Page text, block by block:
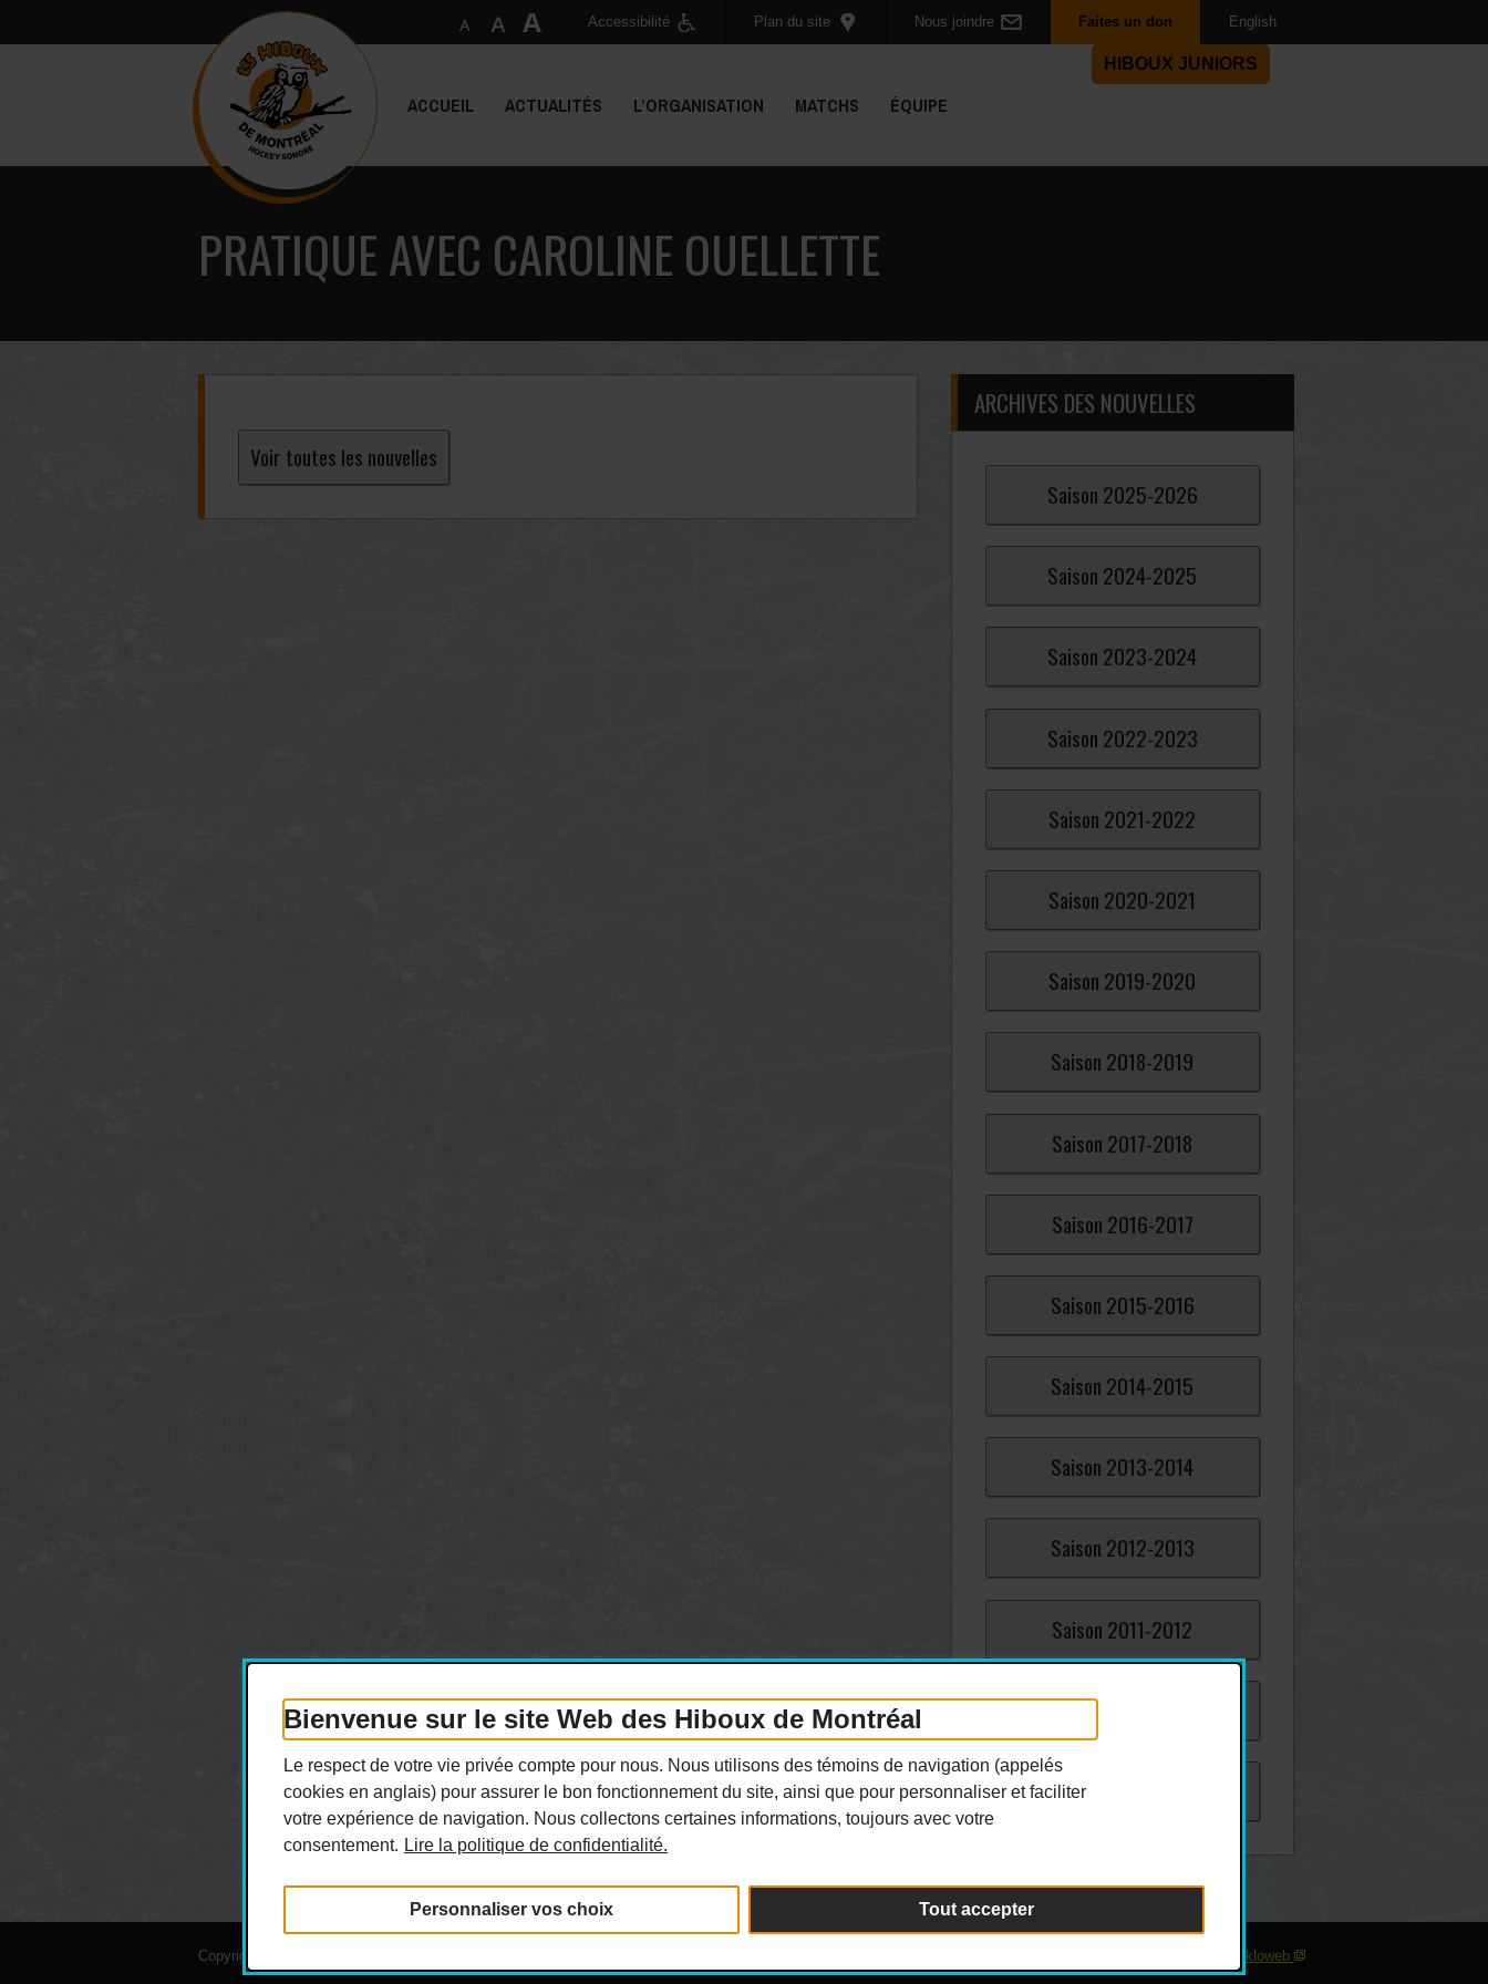
Bienvenue sur le site Web des Hiboux de Montréal
Le respect de votre vie privée compte pour nous. Nous utilisons des témoins de navigation (appelés
cookies en anglais) pour assurer le bon fonctionnement du site, ainsi que pour personnaliser et faciliter
votre expérience de navigation. Nous collectons certaines informations, toujours avec votre
consentement. Lire la politique de confidentialité.
Personnaliser vos choix Tout accepter
Accessibilité Plan du site Nous joindre Faites un don English
ACCUEIL ACTUALITÉS L’ORGANISATION MATCHS ÉQUIPE
HIBOUX JUNIORS
PRATIQUE AVEC CAROLINE OUELLETTE
Voir toutes les nouvelles
ARCHIVES DES NOUVELLES
Saison 2025-2026
Saison 2024-2025
Saison 2023-2024
Saison 2022-2023
Saison 2021-2022
Saison 2020-2021
Saison 2019-2020
Saison 2018-2019
Saison 2017-2018
Saison 2016-2017
Saison 2015-2016
Saison 2014-2015
Saison 2013-2014
Saison 2012-2013
Saison 2011-2012
Saison
Saison
Copyright © 2026 Hiboux de Montréal. Tous droits réservés. Ekloweb